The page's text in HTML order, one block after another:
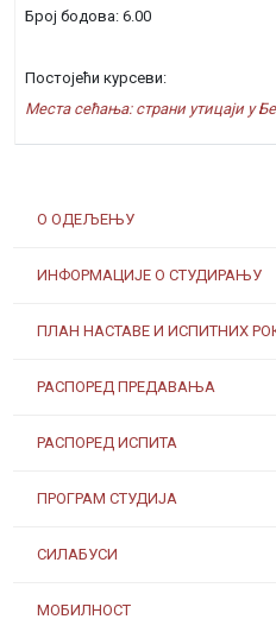
О ОДЕЉЕЊУ
ИНФОРМАЦИЈЕ О СТУДИРАЊУ
ПЛАН НАСТАВЕ И ИСПИТНИХ
РАСПОРЕД ПРЕДАВАЊА
РАСПОРЕД ИСПИТА
ПРОГРАМ СТУДИЈА
СИЛАБУСИ
МОБИЛНОСТ
Број бодова: 6.00
Постојећи курсеви:
Места сећања: страни утицаји у